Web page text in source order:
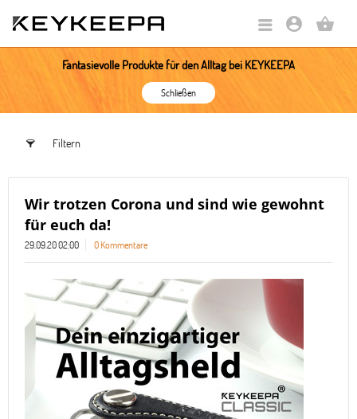
account_circle shopping_basket
Fantasievolle Produkte für den Alltag bei KEYKEEPA
Schließen
Filtern
Wir trotzen Corona und sind wie gewohnt
für euch da!
29.09.20 02:00 0 Kommentare